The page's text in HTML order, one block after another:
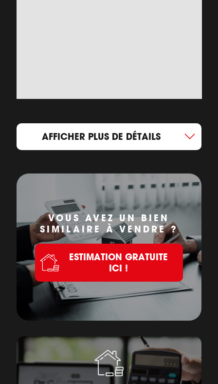
AFFICHER PLUS DE DÉTAILS
VOUS AVEZ UN BIEN
SIMILAIRE À VENDRE ?
ESTIMATION GRATUITE
ICI !